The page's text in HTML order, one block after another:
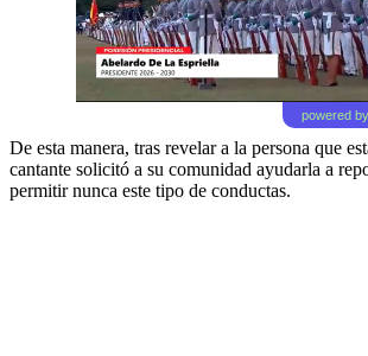
powered by
De esta manera, tras revelar a la persona que
cantante solicitó a su comunidad ayudarla a
permitir nunca este tipo de conductas.